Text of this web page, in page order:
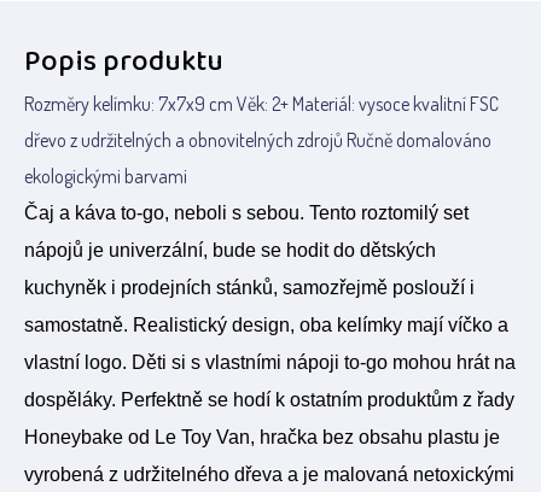
Popis produktu
Rozměry kelímku: 7x7x9 cm Věk: 2+ Materiál: vysoce kvalitní FSC
dřevo z udržitelných a obnovitelných zdrojů Ručně domalováno
ekologickými barvami
Čaj a káva to-go, neboli s sebou. Tento roztomilý set
nápojů je univerzální, bude se hodit do dětských
kuchyněk i prodejních stánků, samozřejmě poslouží i
samostatně. Realistický design, oba kelímky mají víčko a
vlastní logo. Děti si s vlastními nápoji to-go mohou hrát na
dospěláky. Perfektně se hodí k ostatním produktům z řady
Honeybake od Le Toy Van, hračka bez obsahu plastu je
vyrobená z udržitelného dřeva a je malovaná netoxickými